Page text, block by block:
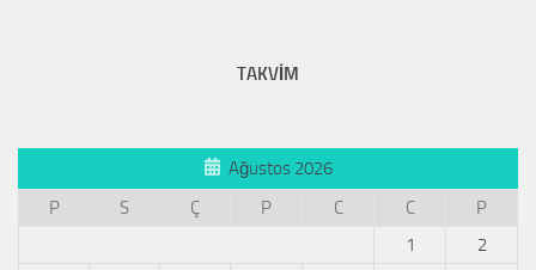
TAKVİM
Ağustos 2026
P
S Ç P C C
P
1
2